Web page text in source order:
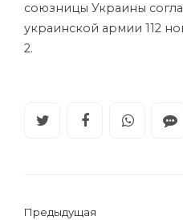
союзницы Украины
украинской армии 112
2.
Предыдущая